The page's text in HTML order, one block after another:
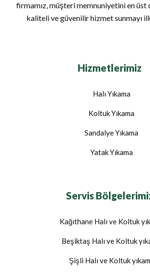
firmamız, müşteri memnuniyetini en
kaliteli ve güvenilir hizmet sunmayı
Hizmetlerimiz
Halı Yıkama
Koltuk Yıkama
Sandalye Yıkama
Yatak Yıkama
Servis
Kağıthane Halı ve Koltuk
Beşiktaş Halı ve Koltuk
Şişli Halı ve Koltuk